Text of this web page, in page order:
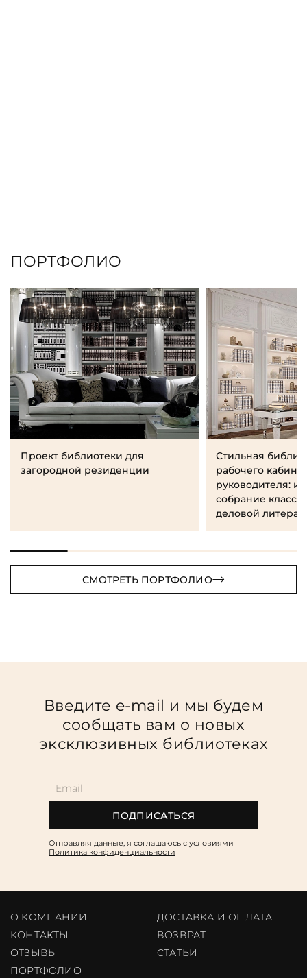
ПОРТФОЛИО
Проект библиотеки для
загородной резиденции
Стильная
рабочего
руководителя:
собрание
деловой
СМОТРЕТЬ ПОРТФОЛИО
Введите e-mail и мы будем
сообщать вам о новых
эксклюзивных библиотеках
ПОДПИСАТЬСЯ
Отправляя данные, я соглашаюсь c условиями
Политика конфиденциальности
О КОМПАНИИ
ДОСТАВКА И ОПЛАТА
КОНТАКТЫ
ВОЗВРАТ
ОТЗЫВЫ
CТАТЬИ
ПОРТФОЛИО